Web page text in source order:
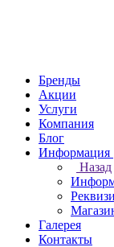
Бренды
Акции
Услуги
Компания
Блог
Информация
Назад
Галерея
Контакты